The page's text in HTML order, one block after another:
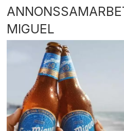
MIGUEL